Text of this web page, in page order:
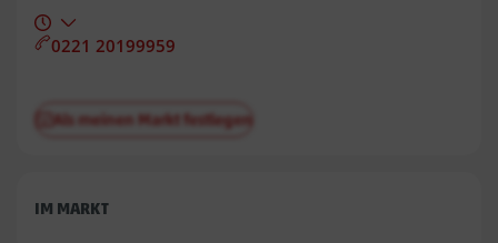
0221 20199959
Als meinen Markt festlegen
IM MARKT